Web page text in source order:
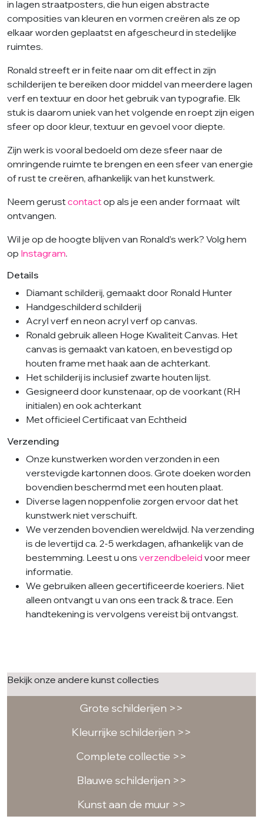
in lagen straatposters, die hun eigen abstracte
composities van kleuren en vormen creëren als ze op
elkaar worden geplaatst en afgescheurd in stedelijke
ruimtes.
Ronald streeft er in feite naar om dit effect in zijn
schilderijen te bereiken door middel van meerdere lagen
verf en textuur en door het gebruik van typografie. Elk
stuk is daarom uniek van het volgende en roept zijn eigen
sfeer op door kleur, textuur en gevoel voor diepte.
Zijn werk is vooral bedoeld om deze sfeer naar de
omringende ruimte te brengen en een sfeer van energie
of rust te creëren, afhankelijk van het kunstwerk.
Neem gerustcontactop als je een ander formaat wilt
ontvangen.
Wil je op de hoogte blijven van Ronald’s werk? Volg hem
op Instagram.
Details
Diamant schilderij, gemaakt door Ronald Hunter
Handgeschilderd schilderij
Acryl verf en neon acryl verf op canvas.
Ronald gebruik alleen Hoge Kwaliteit Canvas. Het
canvas is gemaakt van katoen, en bevestigd op
houten frame met haak aan de achterkant.
Het schilderij is inclusief zwarte houten lijst.
Gesigneerd door kunstenaar, op de voorkant (RH
initialen) en ook achterkant
Met officieel Certificaat van Echtheid
Verzending
Onze kunstwerken worden verzonden in een
verstevigde kartonnen doos. Grote doeken worden
bovendien beschermd met een houten plaat.
Diverse lagen noppenfolie zorgen ervoor dat het
kunstwerk niet verschuift.
We verzenden bovendien wereldwijd. Na verzending
is de levertijd ca. 2-5 werkdagen, afhankelijk van de
bestemming. Leest u ons verzendbeleid voor meer
informatie.
We gebruiken alleen gecertificeerde koeriers. Niet
alleen ontvangt u van ons een track & trace. Een
handtekening is vervolgens vereist bij ontvangst.
Bekijk onze andere kunst collecties
Grote schilderijen >>
Kleurrijke schilderijen >>
Complete collectie >>
Blauwe schilderijen >>
Kunst aan de muur >>